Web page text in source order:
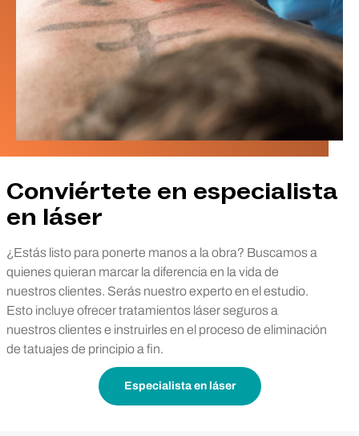
Conviértete en especialista
en láser
¿Estás listo para ponerte manos a la obra? Buscamos a
quienes quieran marcar la diferencia en la vida de
nuestros clientes. Serás nuestro experto en el estudio.
Esto incluye ofrecer tratamientos láser seguros a
nuestros clientes e instruirles en el proceso de eliminación
de tatuajes de principio a fin.
Especialista en láser